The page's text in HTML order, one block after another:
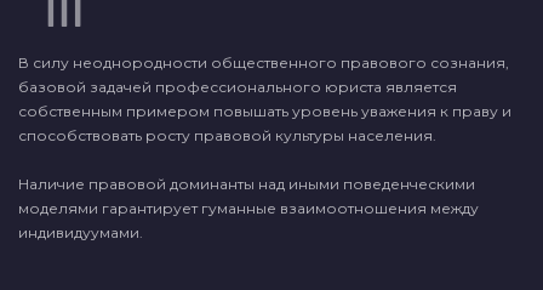
В силу неоднородности общественного правового сознания,
базовой задачей профессионального юриста является
собственным примером повышать уровень уважения к праву и
способствовать росту правовой культуры населения.
Наличие правовой доминанты над иными поведенческими
моделями гарантирует гуманные взаимоотношения между
индивидуумами.